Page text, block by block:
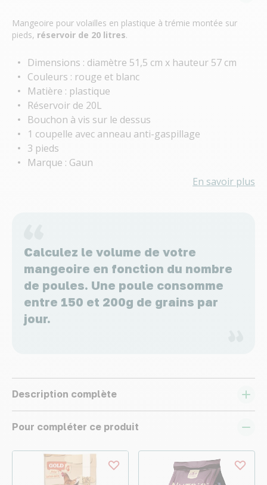
Mangeoire pour volailles en plastique à trémie montée sur
pieds, réservoir de 20 litres.
Dimensions : diamètre 51,5 cm x hauteur 57 cm
Couleurs : rouge et blanc
Matière : plastique
Réservoir de 20L
Bouchon à vis sur le dessus
1 coupelle avec anneau anti-gaspillage
3 pieds
Marque : Gaun
En savoir plus
Calculez le volume de votre
mangeoire en fonction du nombre
de poules. Une poule consomme
entre 150 et 200g de grains par
jour.
Description complète
Pour compléter ce produit